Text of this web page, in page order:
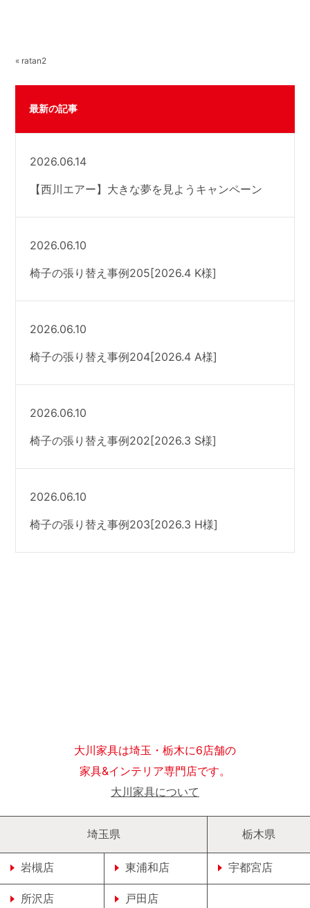
« ratan2
最新の記事
2026.06.14
【西川エアー】大きな夢を見ようキャンペーン
2026.06.10
椅子の張り替え事例205[2026.4 K様]
2026.06.10
椅子の張り替え事例204[2026.4 A様]
2026.06.10
椅子の張り替え事例202[2026.3 S様]
2026.06.10
椅子の張り替え事例203[2026.3 H様]
大川家具は埼玉・栃木に6店舗の
家具&インテリア専門店です。
大川家具について
埼玉県
岩槻店 東浦和店
所沢店 戸田店
栃木県
宇都宮店